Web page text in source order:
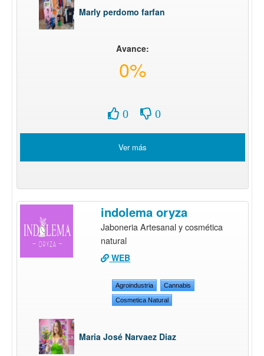
Marly perdomo farfan
Avance:
0%
0 0
Ver más
indolema oryza
Jaboneria Artesanal y cosmética
natural
WEB
Agroindustria Cannabis
Cosmetica Natural
Maria José Narvaez Diaz